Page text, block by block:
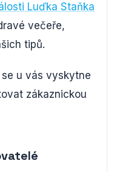
Luďka Staňka
večeře,
tipů.
se u vás vyskytne
zákaznickou